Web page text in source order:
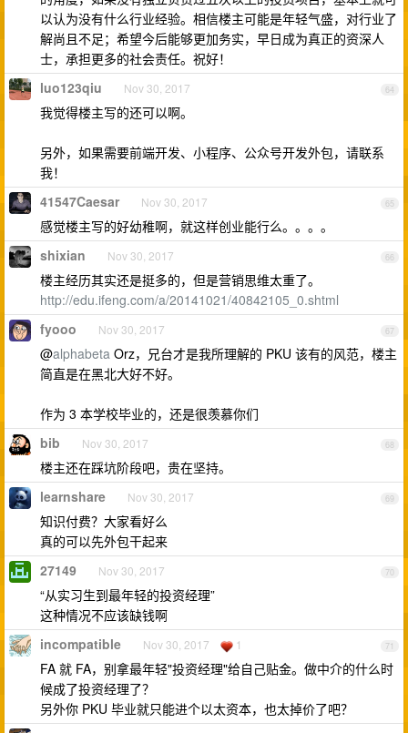
以认为没有什么行业经验。相信楼主可能是年轻气盛，对行业了
解尚且不足；希望今后能够更加务实，早日成为真正的资深人
士，承担更多的社会责任。祝好！
64
luo123qiu Nov 30, 2017
我觉得楼主写的还可以啊。
另外，如果需要前端开发、小程序、公众号开发外包，请联系
我！
65
41547Caesar Nov 30, 2017
感觉楼主写的好幼稚啊，就这样创业能行么。。。。
66
shixian Nov 30, 2017
楼主经历其实还是挺多的，但是营销思维太重了。
http://edu.ifeng.com/a/20141021/40842105_0.shtml
67
fyooo Nov 30, 2017
@alphabeta Orz，兄台才是我所理解的 PKU 该有的风范，楼主
简直是在黑北大好不好。
作为 3 本学校毕业的，还是很羡慕你们
68
bib Nov 30, 2017
楼主还在踩坑阶段吧，贵在坚持。
69
learnshare Nov 30, 2017
知识付费？大家看好么
真的可以先外包干起来
70
27149 Nov 30, 2017
“从实习生到最年轻的投资经理”
这种情况不应该缺钱啊
71
incompatible Nov 30, 2017 1
FA 就 FA，别拿最年轻"投资经理"给自己贴金。做中介的什么时
候成了投资经理了？
另外你 PKU 毕业就只能进个以太资本，也太掉价了吧？